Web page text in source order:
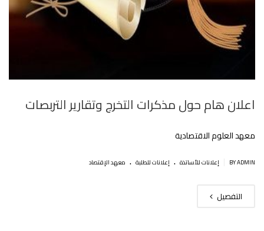
اعلان هام حول مذكرات التخرج وتقارير التربصات‎
معهد العلوم الاقتصادية
BY ADMIN إعلانات للأساتذة . إعلانات للطلبة . معهد الإقتصاد
التفصيل